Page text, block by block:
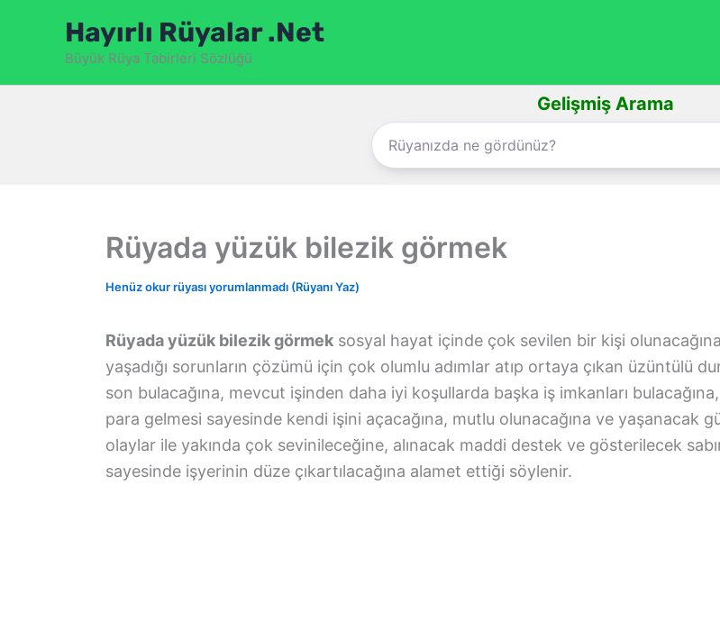
Hayırlı Rüyalar .Net
Büyük Rüya Tabirleri Sözlüğü
Gelişmiş Arama
Rüyada yüzük bilezik görmek
Henüz okur rüyası yorumlanmadı (Rüyanı Yaz)
Rüyada yüzük bilezik görmek sosyal hayat içinde çok sevilen bir kişi
yaşadığı sorunların çözümü için çok olumlu adımlar atıp ortaya çıkan üzüntülü
son bulacağına, mevcut işinden daha iyi koşullarda başka iş imkanları
para gelmesi sayesinde kendi işini açacağına, mutlu olunacağına ve yaşanacak
olaylar ile yakında çok sevinileceğine, alınacak maddi destek ve gösterilecek
sayesinde işyerinin düze çıkartılacağına alamet ettiği söylenir.